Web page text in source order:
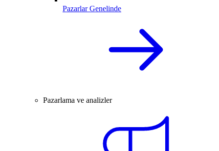
Pazarlar Genelinde
Pazarlama ve analizler